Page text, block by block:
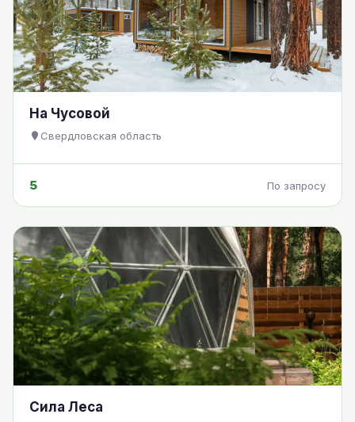
На Чусовой
Свердловская область
5 По запросу
Сила Леса